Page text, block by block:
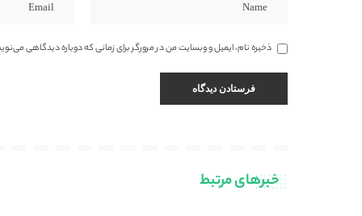
ذخیره نام، ایمیل و وبسایت من در مرورگر برای زمانی که دوباره دیدگاهی
خبرهای مرتبط